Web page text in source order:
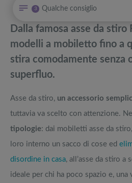
Sdraio da giardino e lettini prendisole
Armocromia test, palette, libri: come
Attrezzi sportivi a metà prezzo Black
Offerte robot aspirapolvere da non
3 Qualche consiglio
Dalla famosa asse da stiro
modelli a mobiletto fino a
stira comodamente senza
superfluo.
Asse da stiro, un accessorio
tuttavia va scelto con attenzione.
tipologie: dai mobiletti asse da
loro interno un sacco di cose ed
disordine in casa, all’asse da stiro a
ideale per chi ha poco spazio e,